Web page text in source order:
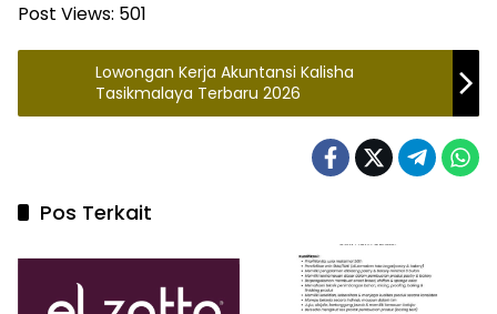
Post Views: 501
Lowongan Kerja Akuntansi Kalisha
Tasikmalaya Terbaru 2026
Pos Terkait